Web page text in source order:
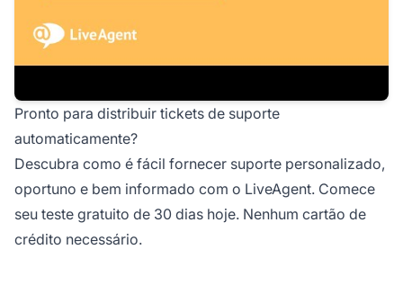
Pronto para distribuir tickets de suporte
automaticamente?
Descubra como é fácil fornecer suporte personalizado,
oportuno e bem informado com o LiveAgent. Comece
seu teste gratuito de 30 dias hoje. Nenhum cartão de
crédito necessário.